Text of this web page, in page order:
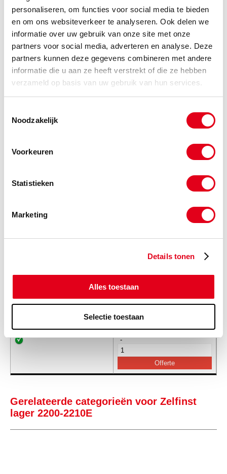
personaliseren, om functies voor social media te bieden
en om ons websiteverkeer te analyseren. Ook delen we
informatie over uw gebruik van onze site met onze
partners voor social media, adverteren en analyse. Deze
partners kunnen deze gegevens combineren met andere
informatie die u aan ze heeft verstrekt of die ze hebben
verzameld op basis van uw gebruik van hun services.
Noodzakelijk
Voorkeuren
Statistieken
Marketing
Details tonen
Alles toestaan
Selectie toestaan
SKF854 Zelfinst. lager SKF 2205 E-TN9
-
SKF867 Zelfinst. lager SKF 2206 E-TN9
Zelfinst. lager SKF 2207 E-TN9
-
Gerelateerde categorieën voor Zelfinst
lager 2200-2210E